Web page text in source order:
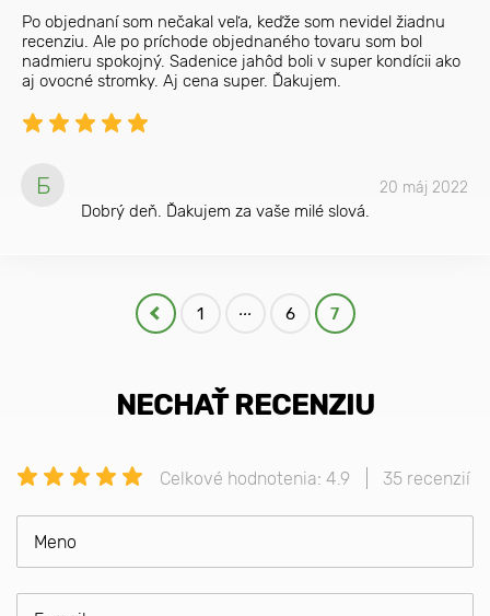
Po objednaní som nečakal veľa, keďže som nevidel žiadnu
recenziu. Ale po príchode objednaného tovaru som bol
nadmieru spokojný. Sadenice jahôd boli v super kondícii ako
aj ovocné stromky. Aj cena super. Ďakujem.
Б 20 máj 2022
Dobrý deň. Ďakujem za vaše milé slová.
1 ... 6 7
NECHAŤ RECENZIU
Celkové hodnotenia: 4.9 35 recenzií